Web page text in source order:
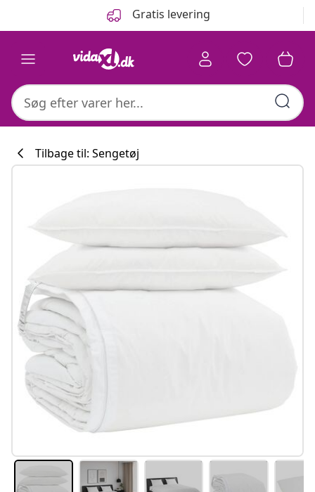
Gratis levering
Tilbage til: Sengetøj